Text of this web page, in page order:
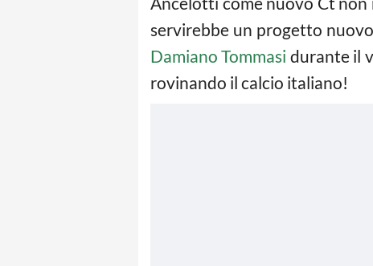
servirebbe un progetto
Damiano Tommasi durante il
rovinando il calcio italiano!